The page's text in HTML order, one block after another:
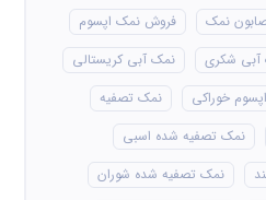
نمک
فروش نمک اپسوم
آبی شکری
نمک آبی کریستالی
خوراکی
نمک تصفیه
نمک تصفیه شده اسبی
نمک تصفیه شده شوران